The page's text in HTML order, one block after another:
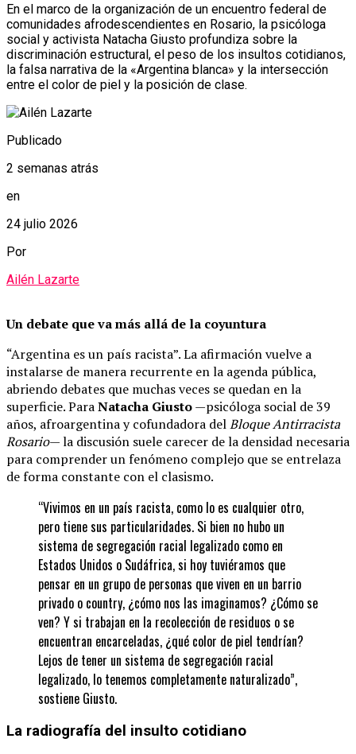
En el marco de la organización de un encuentro federal de
comunidades afrodescendientes en Rosario, la psicóloga
social y activista Natacha Giusto profundiza sobre la
discriminación estructural, el peso de los insultos cotidianos,
la falsa narrativa de la «Argentina blanca» y la intersección
entre el color de piel y la posición de clase.
Publicado
2 semanas atrás
en
24 julio 2026
Por
Ailén Lazarte
Un debate que va más allá de la coyuntura
“Argentina es un país racista”. La afirmación vuelve a
instalarse de manera recurrente en la agenda pública,
abriendo debates que muchas veces se quedan en la
superficie. ParaNatacha Giusto—psicóloga social de 39
años, afroargentina y cofundadora delBloque Antirracista
Rosario— la discusión suele carecer de la densidad necesaria
para comprender un fenómeno complejo que se entrelaza
de forma constante con el clasismo.
“Vivimos en un país racista, como lo es cualquier otro,
pero tiene sus particularidades. Si bien no hubo un
sistema de segregación racial legalizado como en
Estados Unidos o Sudáfrica, si hoy tuviéramos que
pensar en un grupo de personas que viven en un barrio
privado o country, ¿cómo nos las imaginamos? ¿Cómo se
ven? Y si trabajan en la recolección de residuos o se
encuentran encarceladas, ¿qué color de piel tendrían?
Lejos de tener un sistema de segregación racial
legalizado, lo tenemos completamente naturalizado”,
sostiene Giusto.
La radiografía del insulto cotidiano